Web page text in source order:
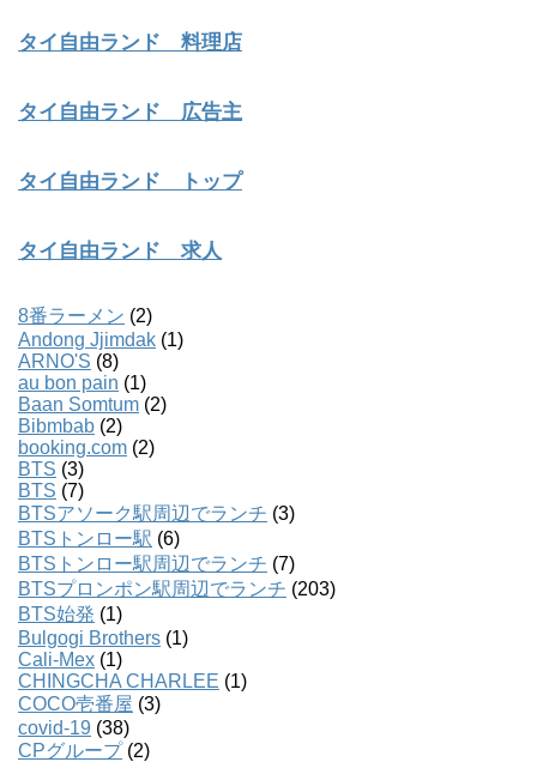
タイ自由ランド 料理店
タイ自由ランド 広告主
タイ自由ランド トップ
タイ自由ランド 求人
8番ラーメン (2)
Andong Jjimdak (1)
ARNO'S (8)
au bon pain (1)
Baan Somtum (2)
Bibmbab (2)
booking.com (2)
BTS (3)
BTS (7)
BTSアソーク駅周辺でランチ (3)
BTSトンロー駅 (6)
BTSトンロー駅周辺でランチ (7)
BTSプロンポン駅周辺でランチ (203)
BTS始発 (1)
Bulgogi Brothers (1)
Cali-Mex (1)
CHINGCHA CHARLEE (1)
COCO壱番屋 (3)
covid-19 (38)
CPグループ(2)